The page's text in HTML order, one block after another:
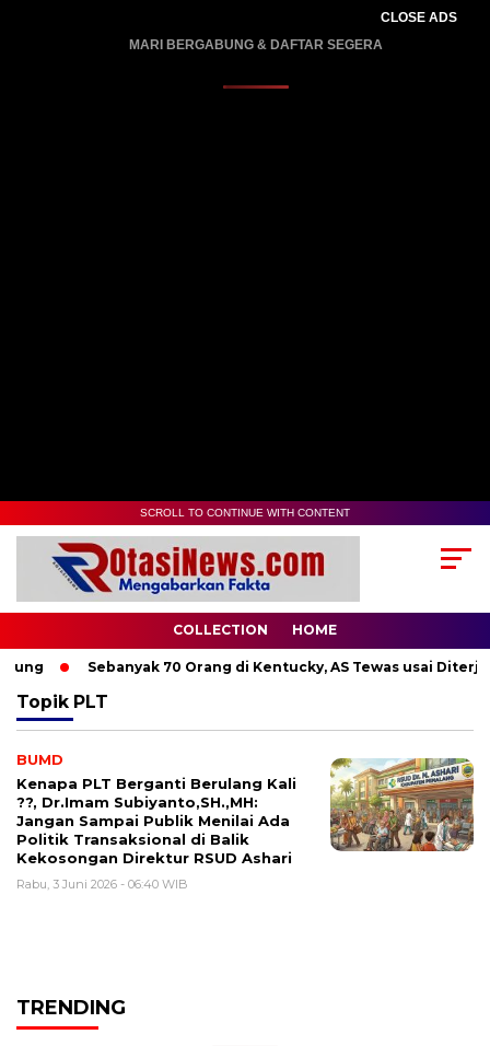
CLOSE ADS
MARI BERGABUNG & DAFTAR SEGERA
SCROLL TO CONTINUE WITH CONTENT
COLLECTION HOME
Sebanyak 70 Orang di Kentucky, AS Tewas usai
Topik PLT
BUMD
Kenapa PLT Berganti Berulang Kali
??, Dr.Imam Subiyanto,SH.,MH:
Jangan Sampai Publik Menilai Ada
Politik Transaksional di Balik
Kekosongan Direktur RSUD Ashari
Rabu, 3 Juni 2026 - 06:40 WIB
TRENDING